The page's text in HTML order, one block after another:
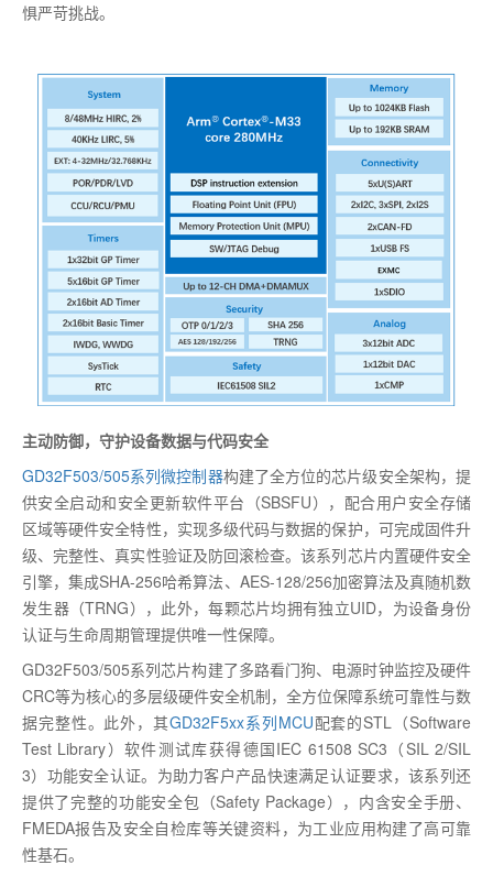
惧严苛挑战。
主动防御，守护设备数据与代码安全
GD32F503/505系列微控制器构建了全方位的芯片级安全架构，提
供安全启动和安全更新软件平台（SBSFU），配合用户安全存储
区域等硬件安全特性，实现多级代码与数据的保护，可完成固件升
级、完整性、真实性验证及防回滚检查。该系列芯片内置硬件安全
引擎，集成SHA-256哈希算法、AES-128/256加密算法及真随机数
发生器（TRNG），此外，每颗芯片均拥有独立UID，为设备身份
认证与生命周期管理提供唯一性保障。
GD32F503/505系列芯片构建了多路看门狗、电源时钟监控及硬件
CRC等为核心的多层级硬件安全机制，全方位保障系统可靠性与数
据完整性。此外，其GD32F5xx系列MCU配套的STL（Software
Test Library）软件测试库获得德国IEC 61508 SC3（SIL 2/SIL
3）功能安全认证。为助力客户产品快速满足认证要求，该系列还
提供了完整的功能安全包（Safety Package），内含安全手册、
FMEDA报告及安全自检库等关键资料，为工业应用构建了高可靠
性基石。